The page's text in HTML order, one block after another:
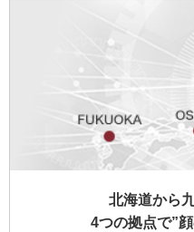
北海道から
4つの拠点で”